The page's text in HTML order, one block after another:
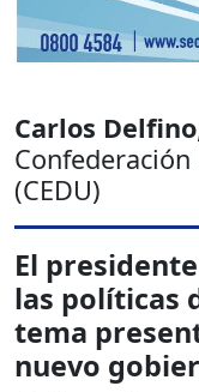
Carlos Delfino
(CEDU)
El
las políticas
tema
nuevo